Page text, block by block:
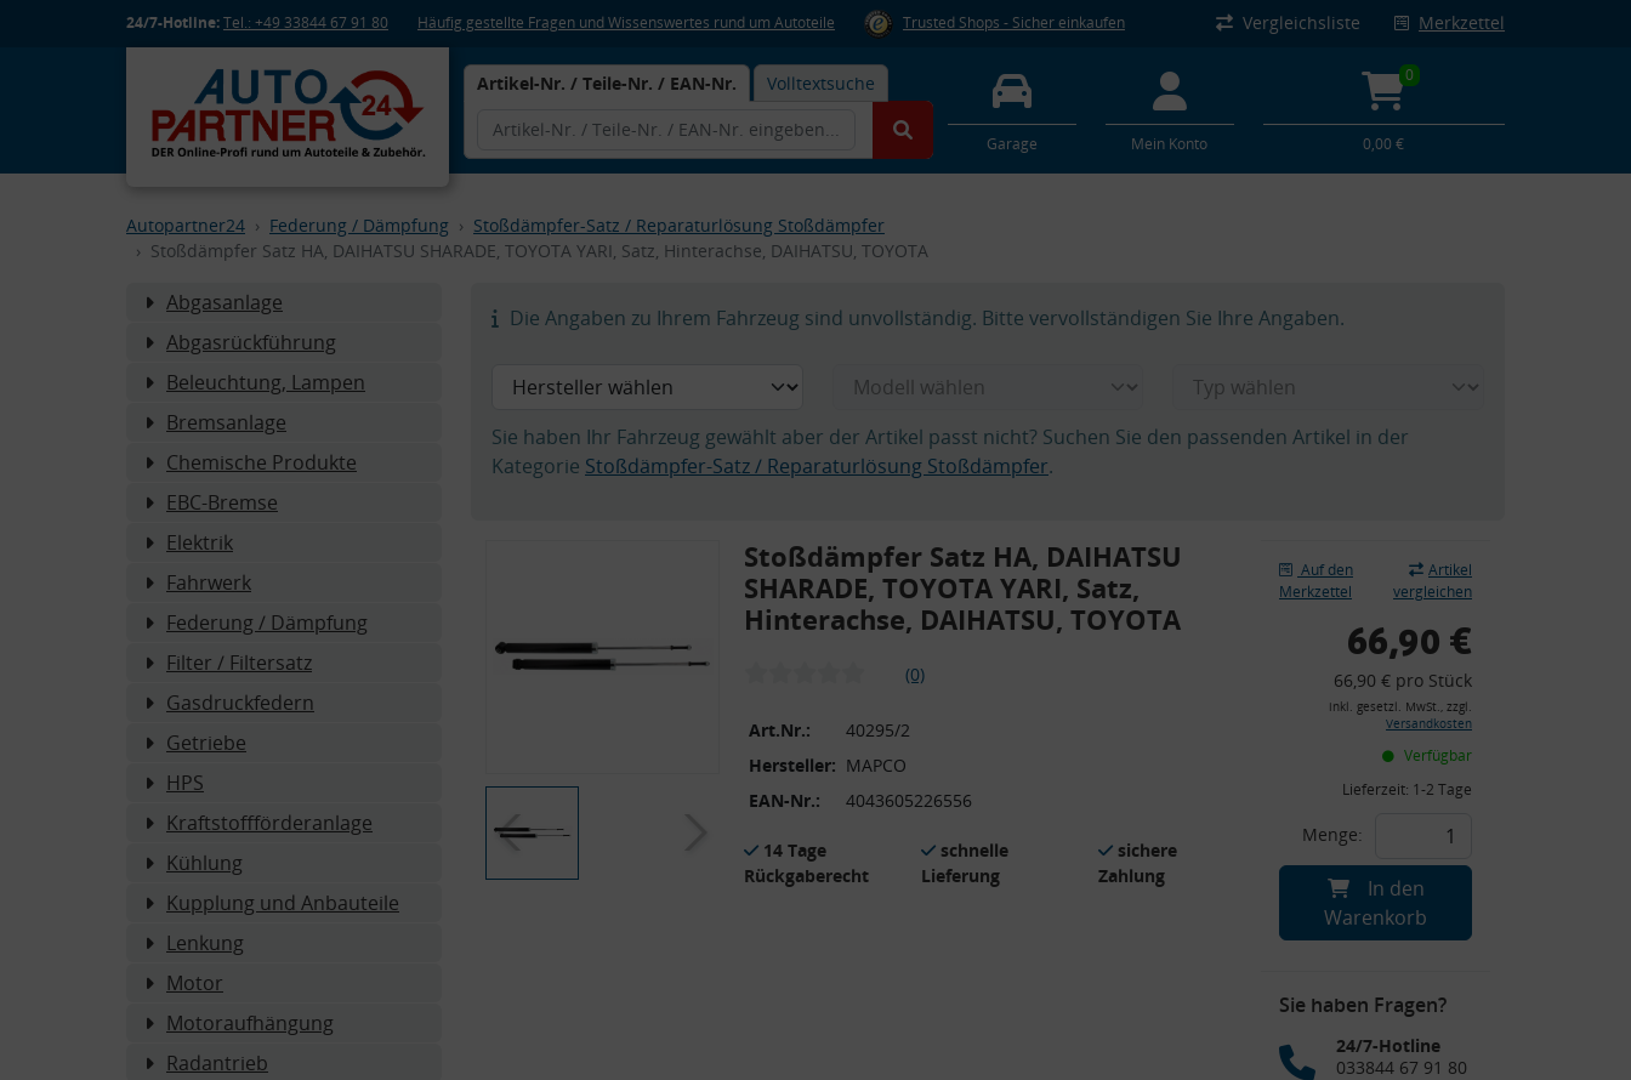
24/7-Hotline:Tel.: +49 33844 67 91 80 Häufig gestellte Fragen und Wissenswertes rund um Autoteile Trusted Shops - Sicher einkaufen Vergleichsliste Merkzettel
Artikel-Nr. / Teile-Nr. / EAN-Nr. Volltextsuche
Garage Mein Konto
0
0,00 €
Autopartner24 Federung / Dämpfung
Stoßdämpfer-Satz / Reparaturlösung Stoßdämpfer
Stoßdämpfer Satz HA, DAIHATSU SHARADE, TOYOTA YARI, Satz, Hinterachse, DAIHATSU, TOYOTA
Abgasanlage
Abgasrückführung
Beleuchtung, Lampen
Bremsanlage
Chemische Produkte
EBC-Bremse
Elektrik
Fahrwerk
Federung / Dämpfung
Filter / Filtersatz
Gasdruckfedern
Getriebe
HPS
Kraftstoffförderanlage
Kühlung
Kupplung und Anbauteile
Lenkung
Motor
Motoraufhängung
Radantrieb
Die Angaben zu Ihrem Fahrzeug sind unvollständig. Bitte vervollständigen Sie Ihre Angaben.
Sie haben Ihr Fahrzeug gewählt aber der Artikel passt nicht? Suchen Sie den passenden Artikel in der
Kategorie Stoßdämpfer-Satz / Reparaturlösung Stoßdämpfer.
Stoßdämpfer Satz HA, DAIHATSU
SHARADE, TOYOTA YARI, Satz,
Hinterachse, DAIHATSU, TOYOTA
(0)
Art.Nr.:
40295/2
Hersteller: MAPCO
EAN-Nr.:
4043605226556
14 Tage
Rückgaberecht
schnelle
Lieferung
sichere
Zahlung
Auf den
Merkzettel
Artikel
vergleichen
66,90 €
66,90 € pro Stück
inkl. gesetzl. MwSt., zzgl.
Versandkosten
Verfügbar
Lieferzeit: 1-2 Tage
Menge:
In den
Warenkorb
Sie haben Fragen?
24/7-Hotline
033844 67 91 80